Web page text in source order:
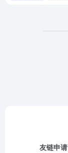
友链申请